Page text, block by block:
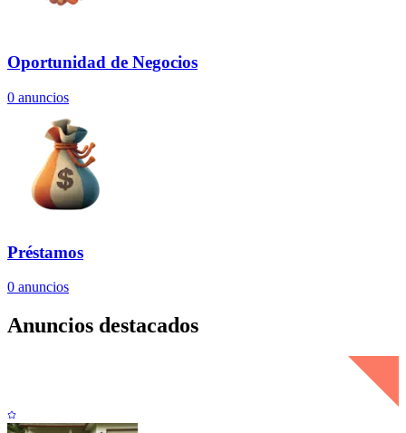
Oportunidad de Negocios
0 anuncios
Préstamos
0 anuncios
Anuncios destacados